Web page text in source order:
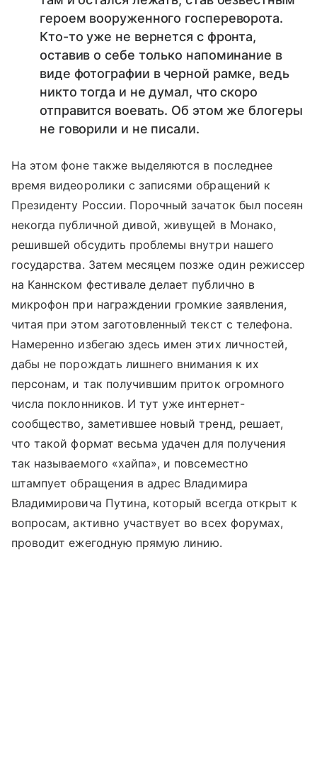
героем вооруженного госпереворота.
Кто-то уже не вернется с фронта,
оставив о себе только напоминание в
виде фотографии в черной рамке, ведь
никто тогда и не думал, что скоро
отправится воевать. Об этом же блогеры
не говорили и не писали.
На этом фоне также выделяются в последнее
время видеоролики с записями обращений к
Президенту России. Порочный зачаток был посеян
некогда публичной дивой, живущей в Монако,
решившей обсудить проблемы внутри нашего
государства. Затем месяцем позже один режиссер
на Каннском фестивале делает публично в
микрофон при награждении громкие заявления,
читая при этом заготовленный текст с телефона.
Намеренно избегаю здесь имен этих личностей,
дабы не порождать лишнего внимания к их
персонам, и так получившим приток огромного
числа поклонников. И тут уже интернет-
сообщество, заметившее новый тренд, решает,
что такой формат весьма удачен для получения
так называемого «хайпа», и повсеместно
штампует обращения в адрес Владимира
Владимировича Путина, который всегда открыт к
вопросам, активно участвует во всех форумах,
проводит ежегодную прямую линию.